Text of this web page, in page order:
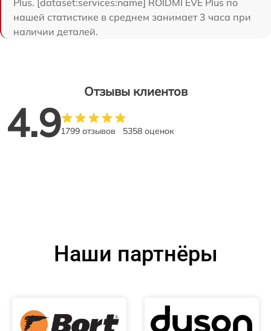
Plus. [dataset:services:name] ROIDMI EVE Plus по
нашей статистике в среднем занимает 3 часа при
наличии деталей.
Отзывы клиентов
4.91799 отзывов 5358 оценок
Наши партнёры